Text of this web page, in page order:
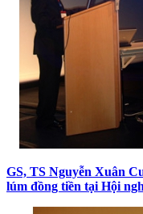
GS, TS Nguyễn Xuân
lúm đồng tiền tại Hội